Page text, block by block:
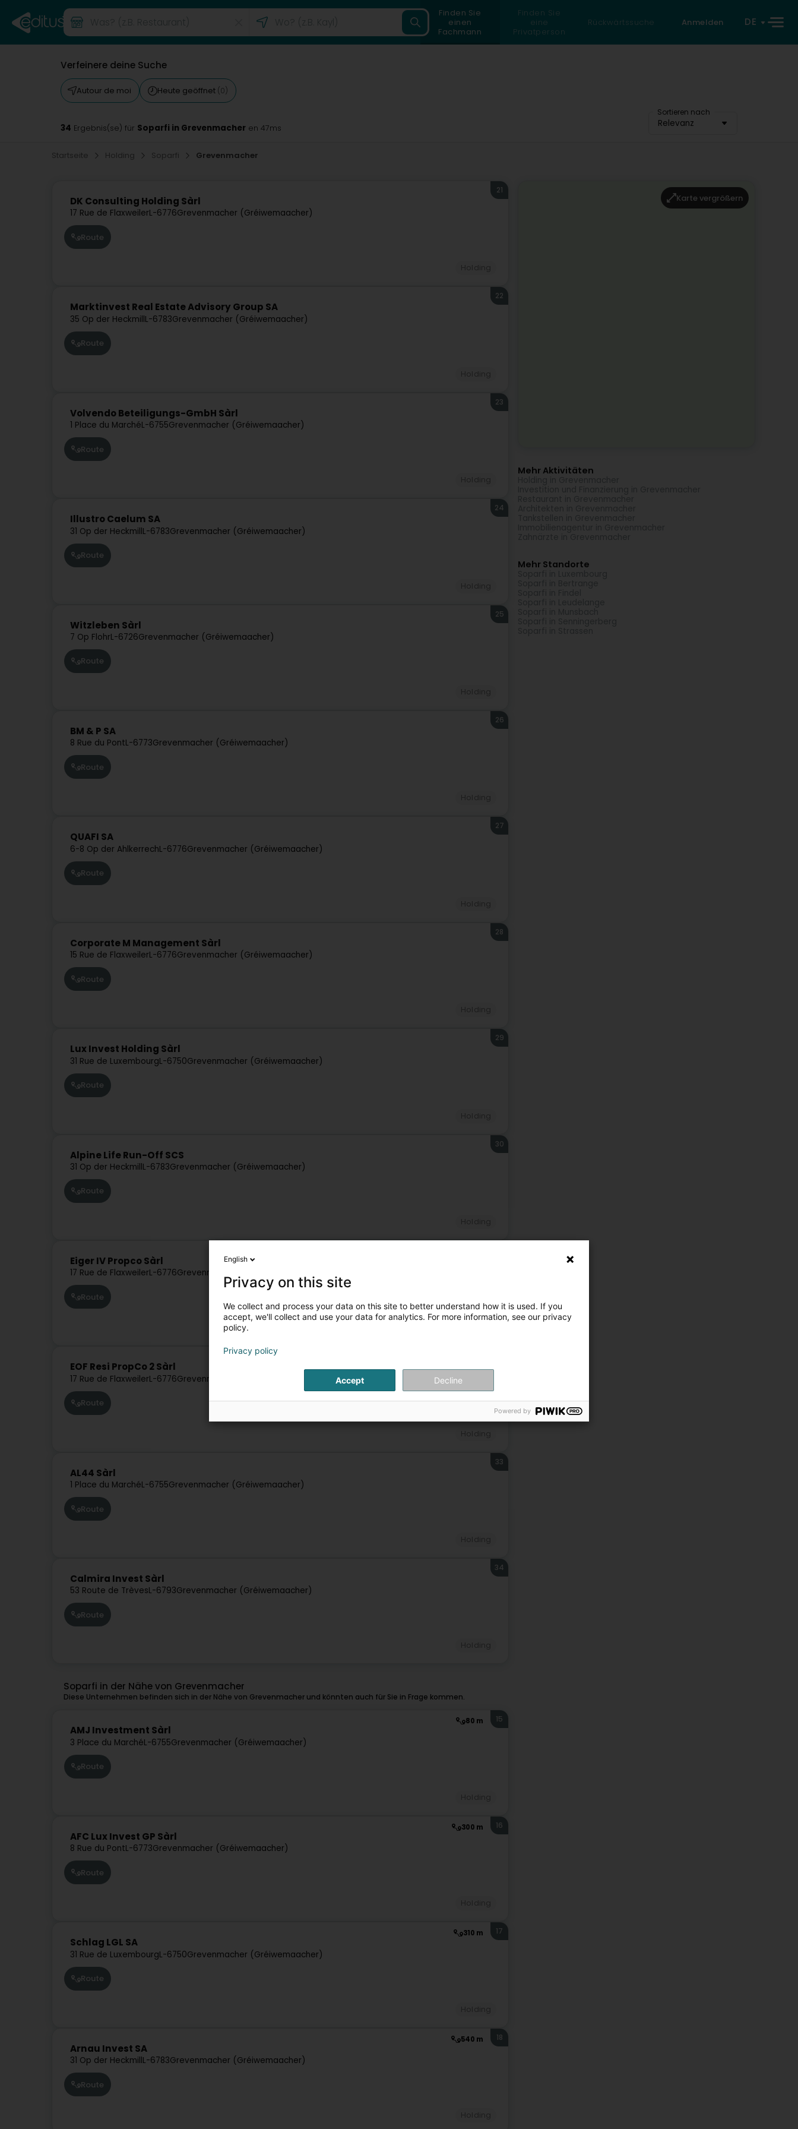
Finden Sie
einen
Fachmann
Finden Sie
eine
Privatperson
Rückwärtssuche Anmelden DE
Verfeinere deine Suche
Autour de moi Heute geöffnet (0)
Sortieren nach
Relevanz
34 Ergebnis(se) für Soparfi in Grevenmacher en 47ms
Startseite Holding Soparfi Grevenmacher
DK Consulting Holding Sàrl
17 Rue de FlaxweilerL-6776Grevenmacher (Gréiwemaacher)
21
Route
Marktinvest Real Estate Advisory Group SA
35 Op der HeckmillL-6783Grevenmacher (Gréiwemaacher)
22
Route
Volvendo Beteiligungs-GmbH Sàrl
1 Place du MarchéL-6755Grevenmacher (Gréiwemaacher)
23
Route
Illustro Caelum SA
31 Op der HeckmillL-6783Grevenmacher (Gréiwemaacher)
24
Route
Witzleben Sàrl
7 Op FlohrL-6726Grevenmacher (Gréiwemaacher)
25
Route
BM & P SA
8 Rue du PontL-6773Grevenmacher (Gréiwemaacher)
26
Route
QUAFI SA
6-8 Op der AhlkerrechL-6776Grevenmacher (Gréiwemaacher)
27
Route
Corporate M Management Sàrl
15 Rue de FlaxweilerL-6776Grevenmacher (Gréiwemaacher)
28
Route
Lux Invest Holding Sàrl
31 Rue de LuxembourgL-6750Grevenmacher (Gréiwemaacher)
29
Route
Alpine Life Run-Off SCS
31 Op der HeckmillL-6783Grevenmacher (Gréiwemaacher)
30
Route
Eiger IV Propco Sàrl
17 Rue de FlaxweilerL-6776Grevenmacher (Gréiwemaacher)
Route
EOF Resi PropCo 2 Sàrl
17 Rue de FlaxweilerL-6776Grevenmacher (Gréiwemaacher)
Route
AL44 Sàrl
1 Place du MarchéL-6755Grevenmacher (Gréiwemaacher)
33
Route
Calmira Invest Sàrl
53 Route de TrèvesL-6793Grevenmacher (Gréiwemaacher)
34
Route
Soparfi in der Nähe von Grevenmacher
Diese Unternehmen befinden sich in der Nähe von Grevenmacher und könnten auch für Sie in Frage kommen.
80 m
AMJ Investment Sàrl
3 Place du MarchéL-6755Grevenmacher (Gréiwemaacher)
15
Route
300 m
AFC Lux Invest GP Sàrl
8 Rue du PontL-6773Grevenmacher (Gréiwemaacher)
16
Route
310 m
Schlag LGL SA
31 Rue de LuxembourgL-6750Grevenmacher (Gréiwemaacher)
17
Route
540 m
Arnau Invest SA
31 Op der HeckmillL-6783Grevenmacher (Gréiwemaacher)
18
Route
Karte vergrößern
Mehr Aktivitäten
Mehr Standorte
English
Privacy on this site
We collect and process your data on this site to better understand how it is used. If you
accept, we'll collect and use your data for analytics. For more information, see our privacy
policy.
Privacy policy
Accept Decline
Powered by